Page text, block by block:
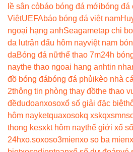
lề sân cỏbáo bóng đá mớibóng đá
ViệtUEFAbáo bóng đá việt nam
ngoại hạng anhSeagametap chi
da lutrận đấu hôm nayviệt nam
daBóng đá nữthể thao 7m24h
naythe thao ngoai hang anhtin
đồ bóng đábóng đá phủikèo nhà
2thông tin phòng thay đồthe thao
đềdudoanxosoxổ số giải đặc biệt
hôm nayketquaxosokq xskqxsmn
thong kesxkt hôm naythế giới xổ số
24hxo.soxoso3mienxo so ba mien